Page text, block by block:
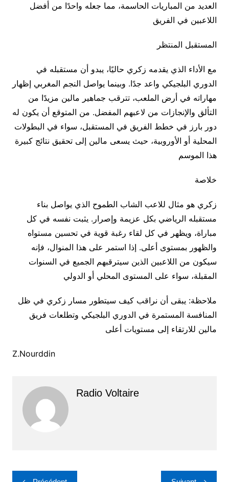
العديد من المباريات الحاسمة، مما جعله واحدًا من أفضل
اللاعبين في الفريق
المستقبل المنتظر
مع الأداء الذي يقدمه زكري حاليًا، يبدو أن مستقبله في
الدوري البلجيكي واعد جدًا. وبينما يواصل النجم المغربي إظهار
مهاراته في أرض الملعب، تترقب جماهير مالين مزيدًا من
التألق والإنجازات من لاعبهم المفضل. من المتوقع أن يكون له
دور بارز في خطط الفريق في المستقبل، سواء في البطولات
المحلية أو الأوروبية، حيث يسعى مالين إلى تحقيق نتائج كبيرة
هذا الموسم
خلاصة
زكري هو مثال للاعب الشاب الطموح الذي يواصل بناء
مستقبله الرياضي بكل عزيمة وإصرار. يثبت نفسه في كل
مباراة، ويظهر في كل لقاء رغبة قوية في تحسين مستواه
والظهور بمستوى أعلى. إذا استمر على هذا المنوال، فإنه
سيكون من اللاعبين الذين سيترقبهم الجميع في السنوات
المقبلة، سواء على المستوى المحلي أو الدولي
ملاحظة: يبقى أن نراقب كيف سيتطور مسار زكري في ظل
المنافسة المستمرة في الدوري البلجيكي وتطلعات فريق
مالين للارتقاء إلى مستويات أعلى
Z.Nourddin
Radio Voltaire
Navigation